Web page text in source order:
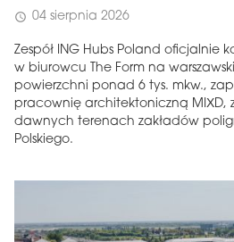
schedule 04 sierpnia 2026
Zespół ING Hubs Poland oficjalnie
w biurowcu The Form na
powierzchni ponad 6 tys. mkw.,
pracownię architektoniczną MIXD,
dawnych terenach zakładów
Polskiego.